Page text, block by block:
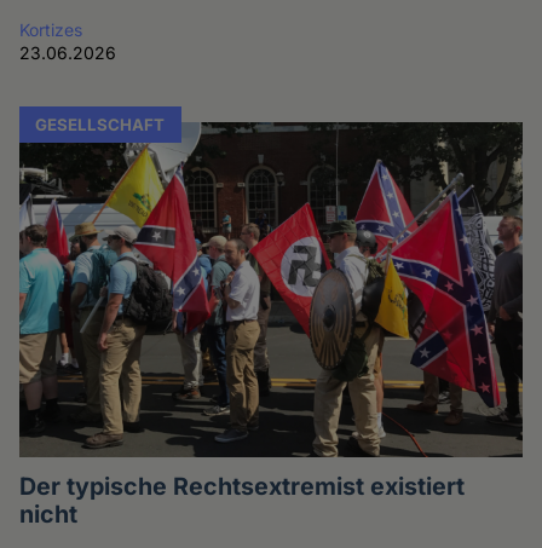
Kortizes
23.06.2026
GESELLSCHAFT
Der typische Rechtsextremist existiert
nicht